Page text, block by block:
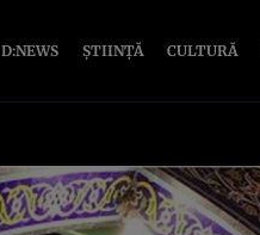
D:NEWS ȘTIINȚĂ CULTURĂ